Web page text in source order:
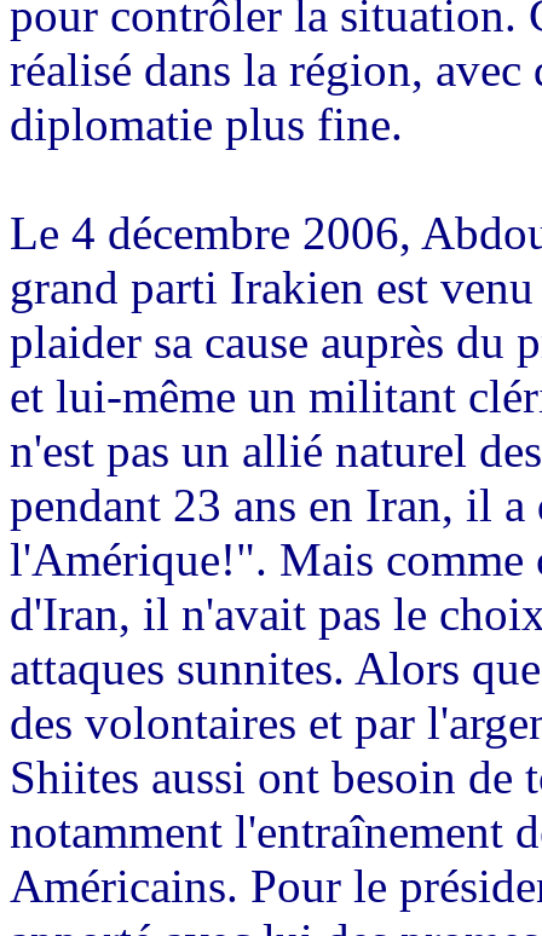
pour contrôler la situation.
réalisé dans la région,
diplomatie plus fine.
Le 4 décembre 2006,
grand parti Irakien est
plaider sa cause auprès du
et lui-même un militant
n'est pas un allié naturel
pendant 23 ans en Iran, il
l'Amérique!". Mais comme
d'Iran, il n'avait pas le
attaques sunnites. Alors
des volontaires et par
Shiites aussi ont besoin
notamment l'entraînement
Américains. Pour le